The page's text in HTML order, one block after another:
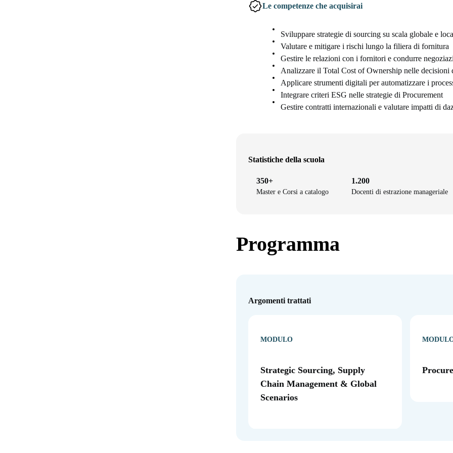
Le competenze che acquisirai
Sviluppare strategie di sourcing su scala globale e
Valutare e mitigare i rischi lungo la filiera di fornitura
Gestire le relazioni con i fornitori e condurre
Analizzare il Total Cost of Ownership nelle decisioni
Applicare strumenti digitali per automatizzare i
Integrare criteri ESG nelle strategie di Procurement
Gestire contratti internazionali e valutare impatti di
Statistiche della scuola
350+
Master e Corsi a catalogo
1.200
Docenti di estrazione manageriale
Programma
Argomenti trattati
MODULO
Strategic Sourcing, Supply
Chain Management & Global
Scenarios